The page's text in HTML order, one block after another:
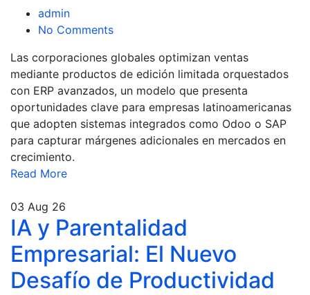
admin
No Comments
Las corporaciones globales optimizan ventas
mediante productos de edición limitada orquestados
con ERP avanzados, un modelo que presenta
oportunidades clave para empresas latinoamericanas
que adopten sistemas integrados como Odoo o SAP
para capturar márgenes adicionales en mercados en
crecimiento.
Read More
03 Aug 26
IA y Parentalidad
Empresarial: El Nuevo
Desafío de Productividad